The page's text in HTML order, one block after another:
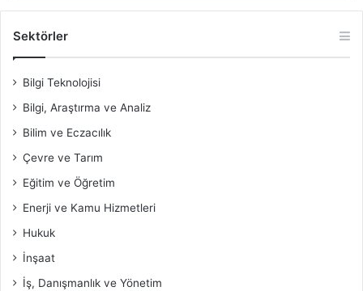
Sektörler
Bilgi Teknolojisi
Bilgi, Araştırma ve Analiz
Bilim ve Eczacılık
Çevre ve Tarım
Eğitim ve Öğretim
Enerji ve Kamu Hizmetleri
Hukuk
İnşaat
İş, Danışmanlık ve Yönetim